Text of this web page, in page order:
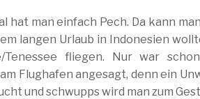
hat man einfach Pech. Da kann
langen Urlaub in Indonesien
Tenessee fliegen. Nur war
Flughafen angesagt, denn ein
und schwupps wird man zum